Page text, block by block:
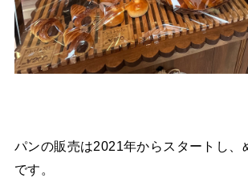
パンの販売は2021年からスタートし、
です。